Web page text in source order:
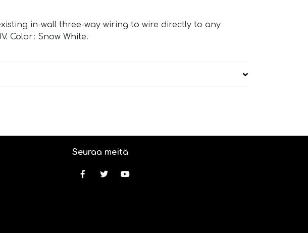
in-wall three-way wiring to wire directly to any
Color: Snow White.
Seuraa meitä